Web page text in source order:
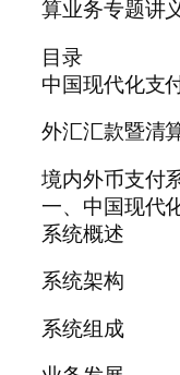
算业务专题讲
目录
中国现代化支
外汇汇款暨清
境内外币支付
一、中国现代
系统概述
系统架构
系统组成